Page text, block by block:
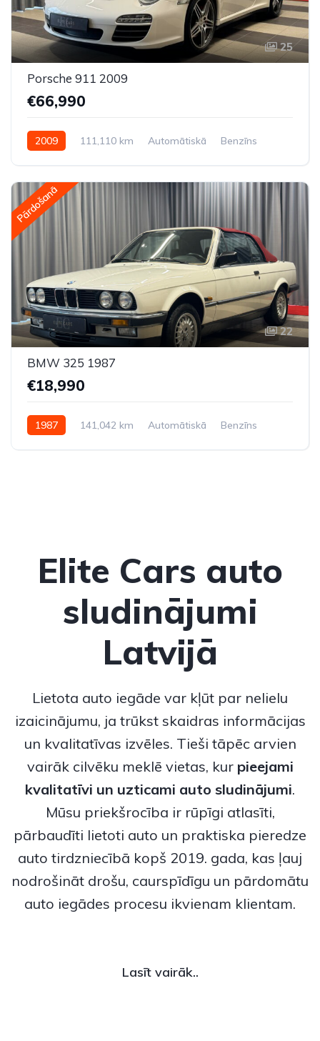
25
Porsche 911 2009
€66,990
2009 111,110 km Automātiskā
Benzīns
Pārdošanā
22
BMW 325 1987
€18,990
1987 141,042 km Automātiskā
Benzīns
Elite Cars auto
sludinājumi
Latvijā
Lietota auto iegāde var kļūt par nelielu
izaicinājumu, ja trūkst skaidras informācijas
un kvalitatīvas izvēles. Tieši tāpēc arvien
vairāk cilvēku meklē vietas, kur pieejami
kvalitatīvi un uzticami auto sludinājumi.
Mūsu priekšrocība ir rūpīgi atlasīti,
pārbaudīti lietoti auto un praktiska pieredze
auto tirdzniecībā kopš 2019. gada, kas ļauj
nodrošināt drošu, caurspīdīgu un pārdomātu
auto iegādes procesu ikvienam klientam.
Lasīt vairāk..